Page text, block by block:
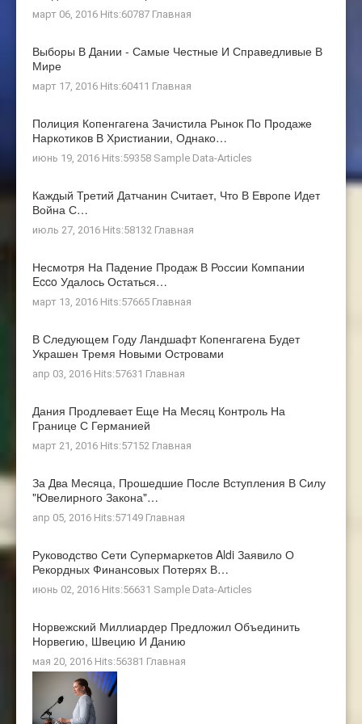
март 06, 2016 Hits:60787 Главная
Выборы В Дании - Самые Честные И Справедливые В
Мире
март 17, 2016 Hits:60411 Главная
Полиция Копенгагена Зачистила Рынок По Продаже
Наркотиков В Христиании, Однако…
июнь 19, 2016 Hits:59358 Sample Data-Articles
Каждый Третий Датчанин Считает, Что В Европе Идет
Война С…
июль 27, 2016 Hits:58132 Главная
Несмотря На Падение Продаж В России Компании
Ecco Удалось Остаться…
март 13, 2016 Hits:57665 Главная
В Следующем Году Ландшафт Копенгагена Будет
Украшен Тремя Новыми Островами
апр 03, 2016 Hits:57631 Главная
Дания Продлевает Еще На Месяц Контроль На
Границе С Германией
март 21, 2016 Hits:57152 Главная
За Два Месяца, Прошедшие После Вступления В Силу
"ювелирного Закона"…
апр 05, 2016 Hits:57149 Главная
Руководство Сети Супермаркетов Aldi Заявило О
Рекордных Финансовых Потерях В…
июнь 02, 2016 Hits:56631 Sample Data-Articles
Норвежский Миллиардер Предложил Объединить
Норвегию, Швецию И Данию
мая 20, 2016 Hits:56381 Главная